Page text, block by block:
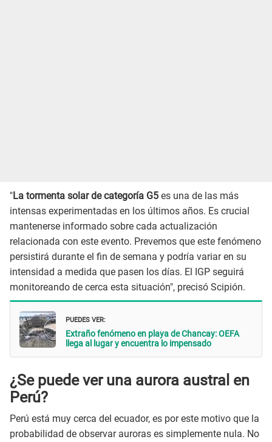
"La tormenta solar de categoría G5 es una de las más
intensas experimentadas en los últimos años. Es crucial
mantenerse informado sobre cada actualización
relacionada con este evento. Prevemos que este fenómeno
persistirá durante el fin de semana y podría variar en su
intensidad a medida que pasen los días. El IGP seguirá
monitoreando de cerca esta situación", precisó Scipión.
PUEDES VER:
Extraño fenómeno en playa de Chancay: OEFA
llega al lugar y encuentra lo impensado
¿Se puede ver una aurora austral en
Perú?
Perú está muy cerca del ecuador, es por este motivo que la
probabilidad de observar auroras es simplemente nula. No